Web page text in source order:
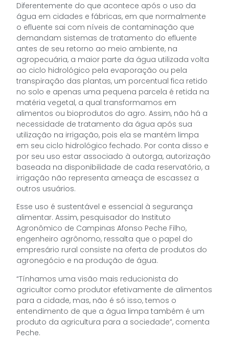
Diferentemente do que acontece após o uso da
água em cidades e fábricas, em que normalmente
o efluente sai com níveis de contaminação que
demandam sistemas de tratamento do efluente
antes de seu retorno ao meio ambiente, na
agropecuária, a maior parte da água utilizada volta
ao ciclo hidrológico pela evaporação ou pela
transpiração das plantas, um porcentual fica retido
no solo e apenas uma pequena parcela é retida na
matéria vegetal, a qual transformamos em
alimentos ou bioprodutos do agro. Assim, não há a
necessidade de tratamento da água após sua
utilização na irrigação, pois ela se mantém limpa
em seu ciclo hidrológico fechado. Por conta disso e
por seu uso estar associado à outorga, autorização
baseada na disponibilidade de cada reservatório, a
irrigação não representa ameaça de escassez a
outros usuários.
Esse uso é sustentável e essencial à segurança
alimentar. Assim, pesquisador do Instituto
Agronômico de Campinas Afonso Peche Filho,
engenheiro agrônomo, ressalta que o papel do
empresário rural consiste na oferta de produtos do
agronegócio e na produção de água.
“Tínhamos uma visão mais reducionista do
agricultor como produtor efetivamente de alimentos
para a cidade, mas, não é só isso, temos o
entendimento de que a água limpa também é um
produto da agricultura para a sociedade”, comenta
Peche.